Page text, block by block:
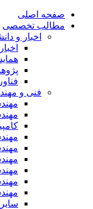
صفحه اصلی
مطالب تخصصی
اخبار و دانشگاه
اخبار و
همایش و
پژوهش
فناوری
فنی و مهندسی
مهندسی
مهندسی
مهندسی
مهندسی
مهندسی
سایر